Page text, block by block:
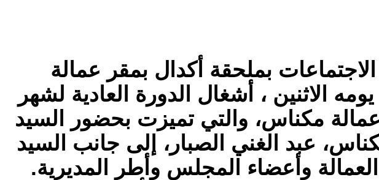
بملحقة أكدال بمقر عمالة
الاثنين ، أشغال الدورة العادية لشهر
مكناس، والتي تميزت بحضور السيد
عبد الغني الصبار، إلى جانب السيد
وأعضاء المجلس وأطر المديرية.